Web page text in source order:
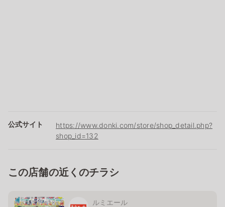
公式サイト
https://www.donki.com/store/shop_detail.php?
shop_id=132
この店舗の近くのチラシ
ルミエール